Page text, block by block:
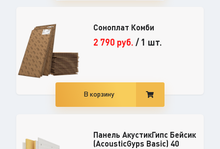
Соноплат Комби
2 790 руб. /1 шт.
В корзину
Панель АкустикГипс Бейсик
(AcousticGyps Basic) 40